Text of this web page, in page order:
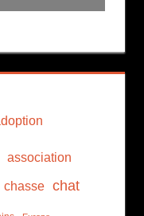
association
chasse chat